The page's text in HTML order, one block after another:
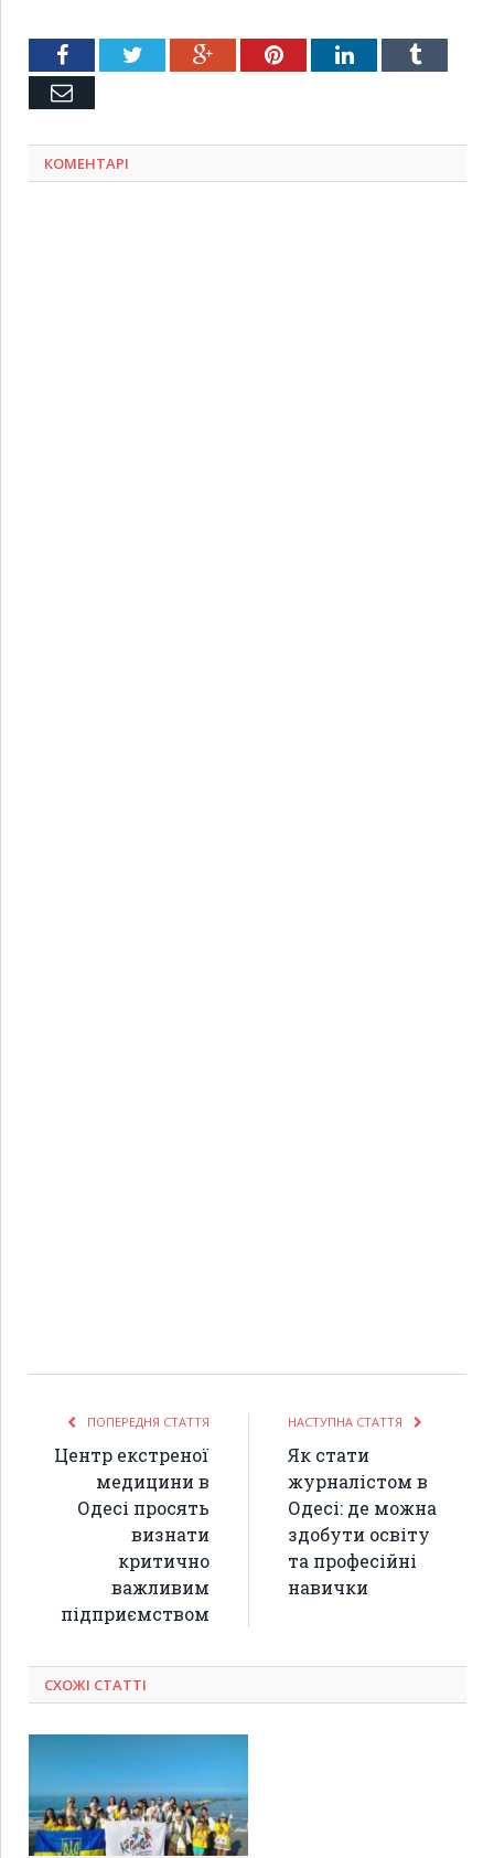
FacebookTwitter Google+PinterestLinkedInTumblr
Емейл
КОМЕНТАРІ
ПОПЕРЕДНЯ СТАТТЯ
Центр екстреної
медицини в
Одесі просять
визнати
критично
важливим
підприємством
НАСТУПНА СТАТТЯ
Як стати
журналістом в
Одесі: де можна
здобути освіту
та професійні
навички
СХОЖІ СТАТТІ